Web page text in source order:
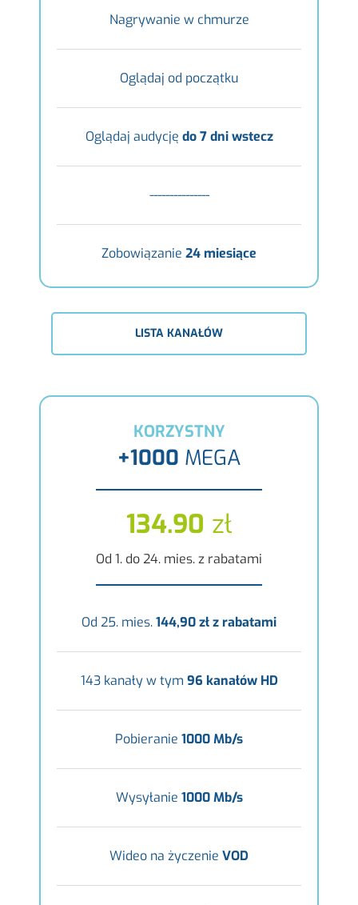
Nagrywanie w chmurze
Oglądaj od początku
Oglądaj audycję do 7 dni wstecz
---------------
Zobowiązanie 24 miesiące
LISTA KANAŁÓW
KORZYSTNY
+1000 MEGA
134.90 zł
Od 1. do 24. mies. z rabatami
Od 25. mies.144,90 zł z rabatami
143 kanały w tym 96 kanałów HD
Pobieranie 1000 Mb/s
Wysyłanie 1000 Mb/s
Wideo na życzenie VOD